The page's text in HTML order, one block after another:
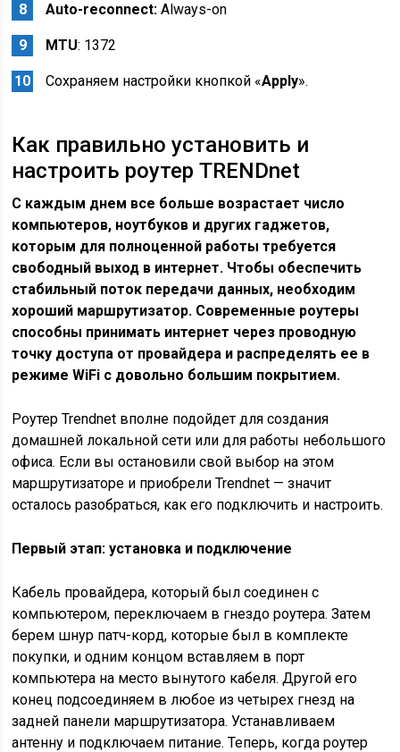
Auto-reconnect: Always-on
MTU: 1372
Сохраняем настройки кнопкой «Apply».
Как правильно установить и
настроить роутер TRENDnet
С каждым днем все больше возрастает число
компьютеров, ноутбуков и других гаджетов,
которым для полноценной работы требуется
свободный выход в интернет. Чтобы обеспечить
стабильный поток передачи данных, необходим
хороший маршрутизатор. Современные роутеры
способны принимать интернет через проводную
точку доступа от провайдера и распределять ее в
режиме WiFi с довольно большим покрытием.
Роутер Trendnet вполне подойдет для создания
домашней локальной сети или для работы небольшого
офиса. Если вы остановили свой выбор на этом
маршрутизаторе и приобрели Trendnet — значит
осталось разобраться, как его подключить и настроить.
Первый этап: установка и подключение
Кабель провайдера, который был соединен с
компьютером, переключаем в гнездо роутера. Затем
берем шнур патч-корд, которые был в комплекте
покупки, и одним концом вставляем в порт
компьютера на место вынутого кабеля. Другой его
конец подсоединяем в любое из четырех гнезд на
задней панели маршрутизатора. Устанавливаем
антенну и подключаем питание. Теперь, когда роутер